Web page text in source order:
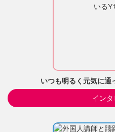
いつも明るく元気に通
イン